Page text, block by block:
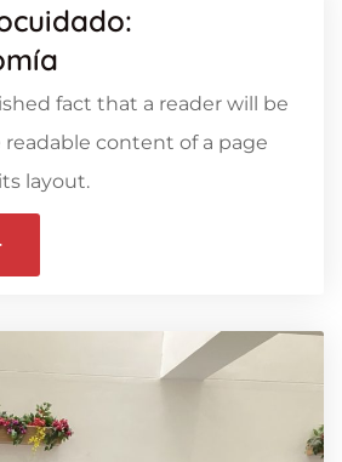
fact that a reader will be
content of a page
layout.